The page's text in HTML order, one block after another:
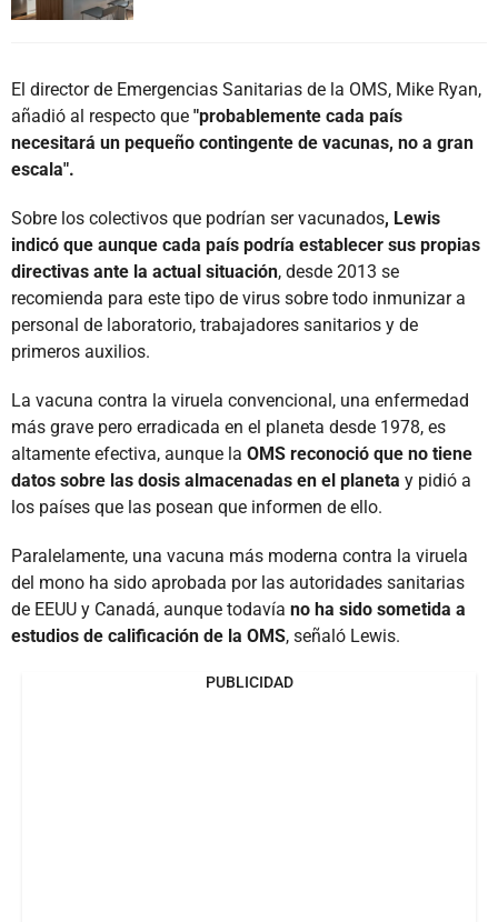
El director de Emergencias Sanitarias de la OMS, Mike Ryan,
añadió al respecto que "probablemente cada país
necesitará un pequeño contingente de vacunas, no a gran
escala".
Sobre los colectivos que podrían ser vacunados, Lewis
indicó que aunque cada país podría establecer sus propias
directivas ante la actual situación, desde 2013 se
recomienda para este tipo de virus sobre todo inmunizar a
personal de laboratorio, trabajadores sanitarios y de
primeros auxilios.
La vacuna contra la viruela convencional, una enfermedad
más grave pero erradicada en el planeta desde 1978, es
altamente efectiva, aunque la OMS reconoció que no tiene
datos sobre las dosis almacenadas en el planeta y pidió a
los países que las posean que informen de ello.
Paralelamente, una vacuna más moderna contra la viruela
del mono ha sido aprobada por las autoridades sanitarias
de EEUU y Canadá, aunque todavía no ha sido sometida a
estudios de calificación de la OMS, señaló Lewis.
PUBLICIDAD